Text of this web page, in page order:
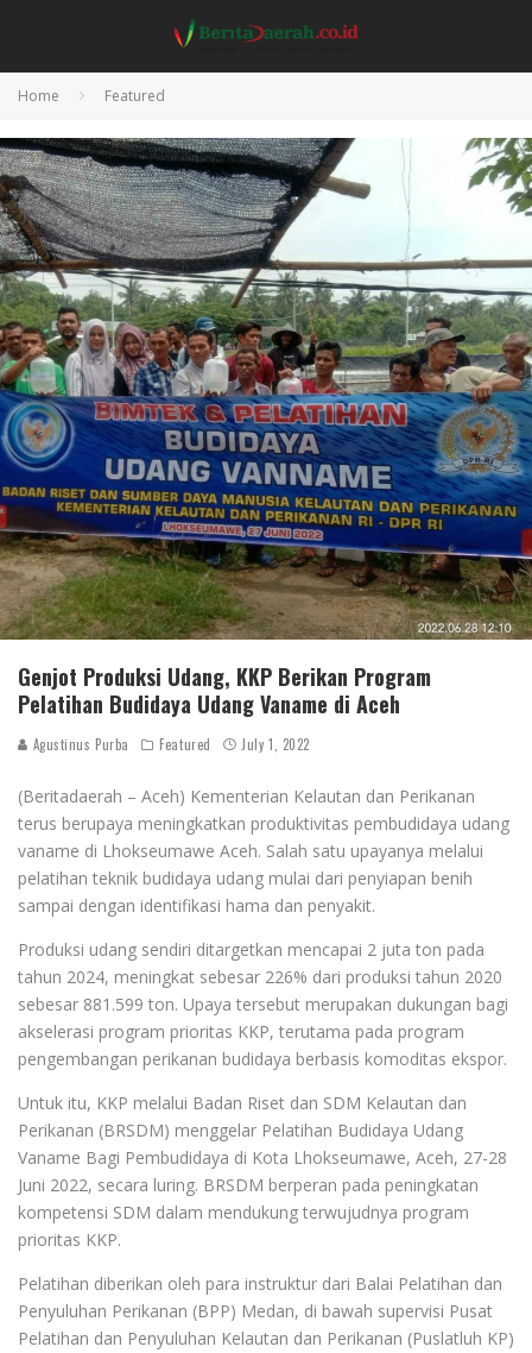
Home Featured
Genjot Produksi Udang, KKP Berikan Program
Pelatihan Budidaya Udang Vaname di Aceh
Agustinus Purba Featured July 1, 2022
(Beritadaerah – Aceh) Kementerian Kelautan dan Perikanan
terus berupaya meningkatkan produktivitas pembudidaya udang
vaname di Lhokseumawe Aceh. Salah satu upayanya melalui
pelatihan teknik budidaya udang mulai dari penyiapan benih
sampai dengan identifikasi hama dan penyakit.
Produksi udang sendiri ditargetkan mencapai 2 juta ton pada
tahun 2024, meningkat sebesar 226% dari produksi tahun 2020
sebesar 881.599 ton. Upaya tersebut merupakan dukungan bagi
akselerasi program prioritas KKP, terutama pada program
pengembangan perikanan budidaya berbasis komoditas ekspor.
Untuk itu, KKP melalui Badan Riset dan SDM Kelautan dan
Perikanan (BRSDM) menggelar Pelatihan Budidaya Udang
Vaname Bagi Pembudidaya di Kota Lhokseumawe, Aceh, 27-28
Juni 2022, secara luring. BRSDM berperan pada peningkatan
kompetensi SDM dalam mendukung terwujudnya program
prioritas KKP.
Pelatihan diberikan oleh para instruktur dari Balai Pelatihan dan
Penyuluhan Perikanan (BPP) Medan, di bawah supervisi Pusat
Pelatihan dan Penyuluhan Kelautan dan Perikanan (Puslatluh KP)